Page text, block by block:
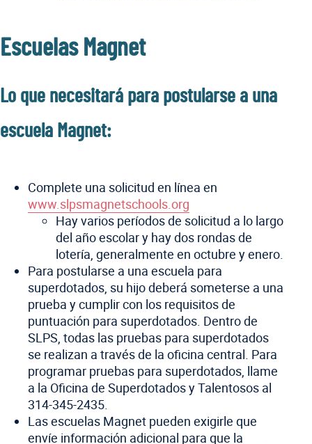
Escuelas Magnet
Lo que necesitará para postularse a una
escuela Magnet:
Complete una solicitud en línea en
www.slpsmagnetschools.org
Hay varios períodos de solicitud a lo largo
del año escolar y hay dos rondas de
lotería, generalmente en octubre y enero.
Para postularse a una escuela para
superdotados, su hijo deberá someterse a una
prueba y cumplir con los requisitos de
puntuación para superdotados. Dentro de
SLPS, todas las pruebas para superdotados
se realizan a través de la oficina central. Para
programar pruebas para superdotados, llame
a la Oficina de Superdotados y Talentosos al
314-345-2435.
Las escuelas Magnet pueden exigirle que
envíe información adicional para que la